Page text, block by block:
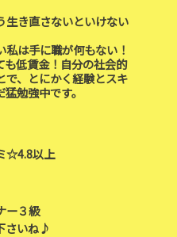
生き直さないといけない
は手に職が何もない！
も低賃金！自分の社会的
で、とにかく経験とスキ
勉強中です。
☆4.8以上
ー３級
さいね♪